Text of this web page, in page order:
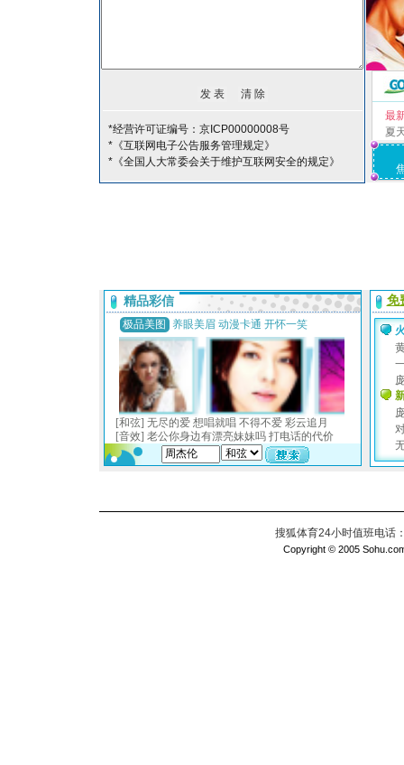
*经营许可证编号：京ICP00000008号
*《互联网电子公告服务管理规定》
*《全国人大常委会关于维护互联网安全的规定》
最
夏
搜狐体育24小时值班电话
Copyright © 2005